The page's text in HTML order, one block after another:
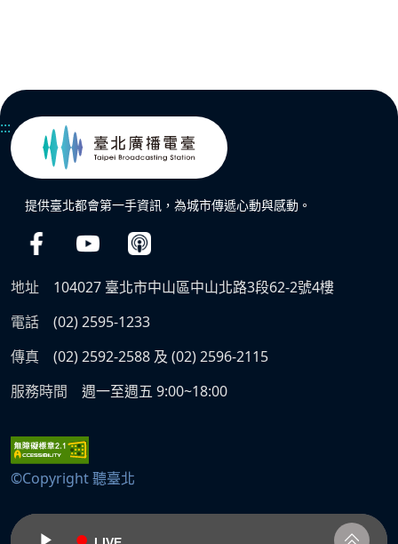
:::
提供臺北都會第一手資訊，為城市傳遞心動與感動。
地址
104027 臺北市中山區中山北路3段62-2號4樓
電話
(02) 2595-1233
傳真
(02) 2592-2588 及 (02) 2596-2115
服務時間
週一至週五 9:00~18:00
©Copyright 聽臺北